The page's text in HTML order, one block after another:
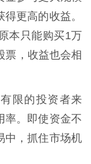
更高的收益。
本只能购买1万
票，收益也会相
限的投资者来
率。即使资金不
中，抓住市场机